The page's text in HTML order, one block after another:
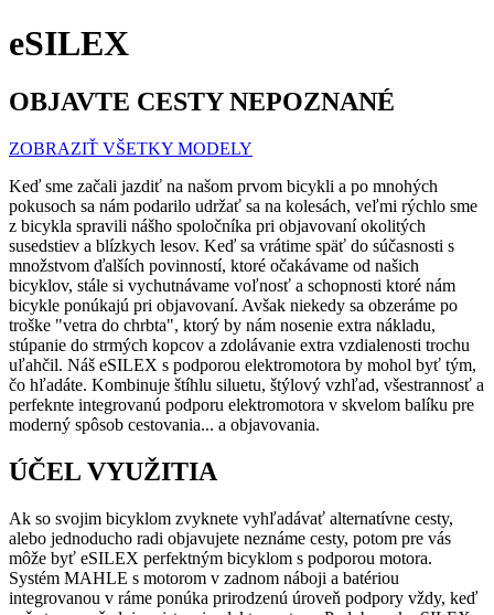
eSILEX
OBJAVTE CESTY NEPOZNANÉ
ZOBRAZIŤ VŠETKY MODELY
Keď sme začali jazdiť na našom prvom bicykli a po mnohých
pokusoch sa nám podarilo udržať sa na kolesách, veľmi rýchlo sme
z bicykla spravili nášho spoločníka pri objavovaní okolitých
susedstiev a blízkych lesov. Keď sa vrátime späť do súčasnosti s
množstvom ďalších povinností, ktoré očakávame od našich
bicyklov, stále si vychutnávame voľnosť a schopnosti ktoré nám
bicykle ponúkajú pri objavovaní. Avšak niekedy sa obzeráme po
troške "vetra do chrbta", ktorý by nám nosenie extra nákladu,
stúpanie do strmých kopcov a zdolávanie extra vzdialenosti trochu
uľahčil. Náš eSILEX s podporou elektromotora by mohol byť tým,
čo hľadáte. Kombinuje štíhlu siluetu, štýlový vzhľad, všestrannosť a
perfeknte integrovanú podporu elektromotora v skvelom balíku pre
moderný spôsob cestovania... a objavovania.
ÚČEL VYUŽITIA
Ak so svojim bicyklom zvyknete vyhľadávať alternatívne cesty,
alebo jednoducho radi objavujete neznáme cesty, potom pre vás
môže byť eSILEX perfektným bicyklom s podporou motora.
Systém MAHLE s motorom v zadnom náboji a batériou
integrovanou v ráme ponúka prirodzenú úroveň podpory vždy, keď